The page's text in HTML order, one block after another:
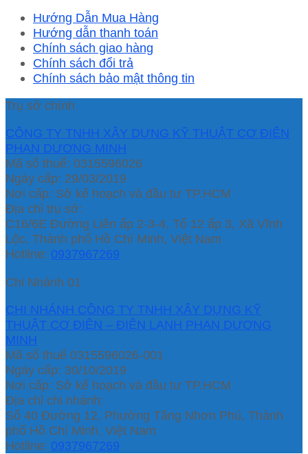
Hướng Dẫn Mua Hàng
Hướng dẫn thanh toán
Chính sách giao hàng
Chính sách đổi trả
Chính sách bảo mật thông tin
Trụ sở chính
CÔNG TY TNHH XÂY DỰNG KỸ THUẬT CƠ ĐIỆN
PHAN DƯƠNG MINH
Mã số thuế: 0315596026
Ngày cấp: 29/03/2019
Nơi cấp: Sở kế hoạch và đầu tư TP.HCM
Địa chỉ trụ sở:
C16/6E Đường Liên ấp 2-3-4, Tổ 12 ấp 3, Xã Vĩnh
Lộc, Thành phố Hồ Chí Minh, Việt Nam
Hotline: 0937967269
Chi Nhánh 01
CHI NHÁNH CÔNG TY TNHH XÂY DỰNG KỸ
THUẬT CƠ ĐIỆN – ĐIỆN LẠNH PHAN DƯƠNG
MINH
Mã số thuế 0315596026-001
Ngày cấp: 30/10/2019
Nơi cấp: Sở kế hoạch và đầu tư TP.HCM
Địa chỉ chi nhánh:
Số 40 Đường 12, Phường Tăng Nhơn Phú, Thành
phố Hồ Chí Minh, Việt Nam
Hotline: 0937967269